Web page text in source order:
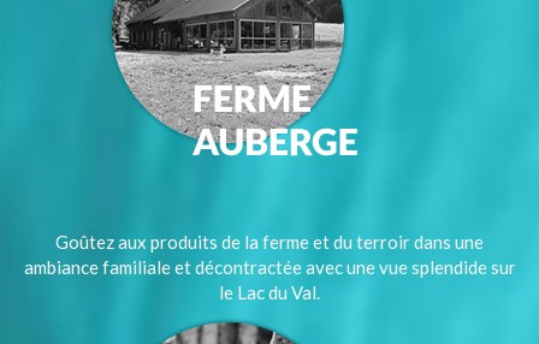
Goûtez aux produits de la ferme et du terroir dans une
ambiance familiale et décontractée avec une vue splendide sur
le Lac du Val.